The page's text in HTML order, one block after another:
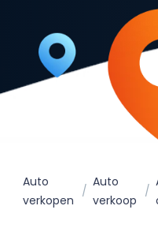
Auto
verkopen
Auto
verkoop